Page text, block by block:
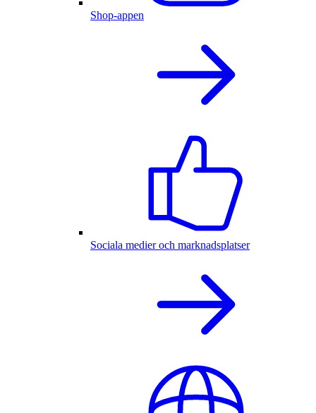
Shop-appen
Sociala medier och marknadsplatser